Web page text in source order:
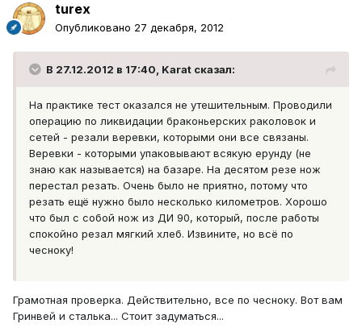
turex
Опубликовано 27 декабря, 2012
В 27.12.2012 в 17:40, Karat сказал:
На практике тест оказался не утешительным. Проводили
операцию по ликвидации браконьерских раколовок и
сетей - резали веревки, которыми они все связаны.
Веревки - которыми упаковывают всякую ерунду (не
знаю как называется) на базаре. На десятом резе нож
перестал резать. Очень было не приятно, потому что
резать ещё нужно было несколько километров. Хорошо
что был с собой нож из ДИ 90, который, после работы
спокойно резал мягкий хлеб. Извините, но всё по
чесноку!
Грамотная проверка. Действительно, все по чесноку. Вот вам
Гринвей и сталька... Стоит задуматься...